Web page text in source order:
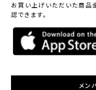
お買い上げいただいた商品
認できます。
メン